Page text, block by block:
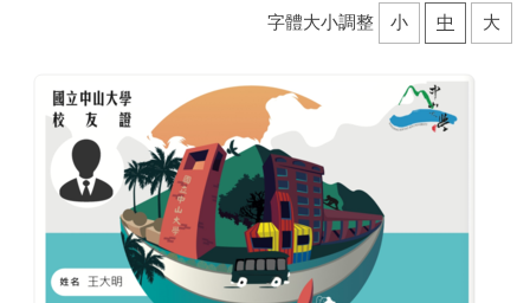
字體大小調整 小 中 大